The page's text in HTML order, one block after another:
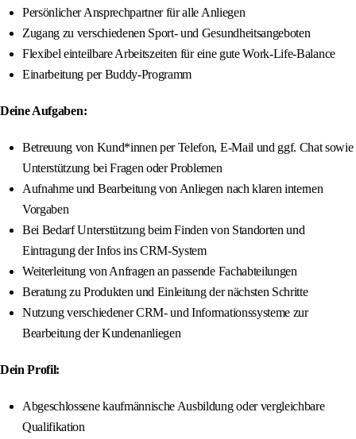
Persönlicher Ansprechpartner für alle Anliegen
Zugang zu verschiedenen Sport- und Gesundheitsangeboten
Flexibel einteilbare Arbeitszeiten für eine gute Work-Life-Balance
Einarbeitung per Buddy-Programm
Deine Aufgaben:
Betreuung von Kund*innen per Telefon, E‑Mail und ggf. Chat sowie
Unterstützung bei Fragen oder Problemen
Aufnahme und Bearbeitung von Anliegen nach klaren internen
Vorgaben
Bei Bedarf Unterstützung beim Finden von Standorten und
Eintragung der Infos ins CRM-System
Weiterleitung von Anfragen an passende Fachabteilungen
Beratung zu Produkten und Einleitung der nächsten Schritte
Nutzung verschiedener CRM‑ und Informationssysteme zur
Bearbeitung der Kundenanliegen
Dein Profil:
Abgeschlossene kaufmännische Ausbildung oder vergleichbare
Qualifikation